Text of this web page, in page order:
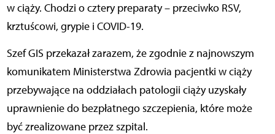
w ciąży. Chodzi o cztery preparaty – przeciwko RSV,
krztuścowi, grypie i COVID-19.
Szef GIS przekazał zarazem, że zgodnie z najnowszym
komunikatem Ministerstwa Zdrowia pacjentki w ciąży
przebywające na oddziałach patologii ciąży uzyskały
uprawnienie do bezpłatnego szczepienia, które może
być zrealizowane przez szpital.